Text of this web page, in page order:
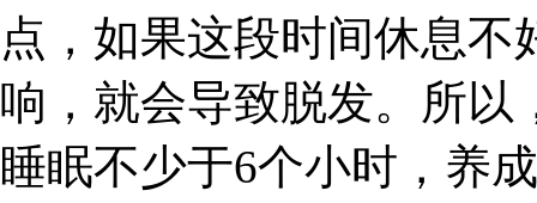
点，如果这段时间休息
响，就会导致脱发。所以
睡眠不少于6个小时，养